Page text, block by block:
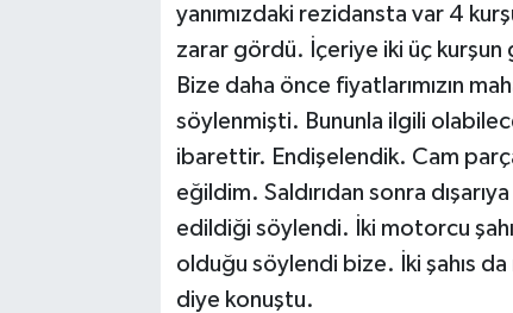
yanımızdaki rezidansta var 4
zarar gördü. İçeriye iki üç kurşun
Bize daha önce fiyatlarımızın
söylenmişti. Bununla ilgili
ibarettir. Endişelendik. Cam
eğildim. Saldırıdan sonra
edildiği söylendi. İki motorcu
olduğu söylendi bize. İki şahıs
diye konuştu.